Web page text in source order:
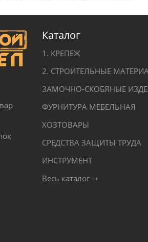
Каталог
1. КРЕПЕЖ
2. СТРОИТЕЛЬНЫЕ
ЗАМОЧНО-СКОБЯНЫЕ
ФУРНИТУРА МЕБЕЛЬНАЯ
ХОЗТОВАРЫ
СРЕДСТВА ЗАЩИТЫ ТРУДА
ИНСТРУМЕНТ
Весь каталог ➝